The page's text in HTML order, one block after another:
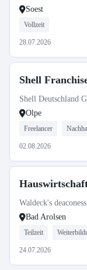
Soest
Vollzeit
28.07.2026
Shell
Shell Deutschland
Olpe
Freelancer
02.08.2026
Waldeck's
Bad Arolsen
Teilzeit
24.07.2026